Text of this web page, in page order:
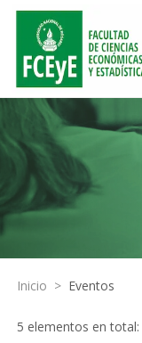
Inicio > Eventos
5 elementos en total: